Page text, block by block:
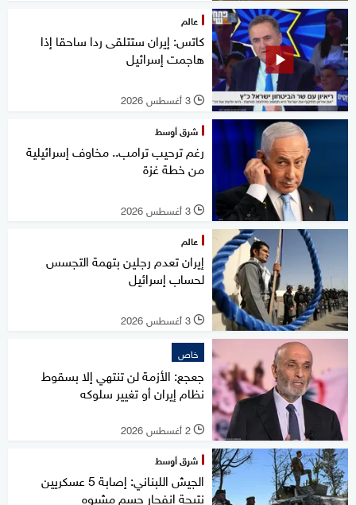
عالم
كاتس: إيران ستتلقى ردا ساحقا إذا
هاجمت إسرائيل
l 3 أغسطس 2026
شرق أوسط
رغم ترحيب ترامب.. مخاوف إسرائيلية
من خطة غزة
l 3 أغسطس 2026
عالم
إيران تعدم رجلين بتهمة التجسس
لحساب إسرائيل
l 3 أغسطس 2026
خاص
جعجع: الأزمة لن تنتهي إلا بسقوط
نظام إيران أو تغيير سلوكه
l 2 أغسطس 2026
شرق أوسط
الجيش اللبناني: إصابة 5 عسكريين
نتيجة انفجار جسم مشبوه